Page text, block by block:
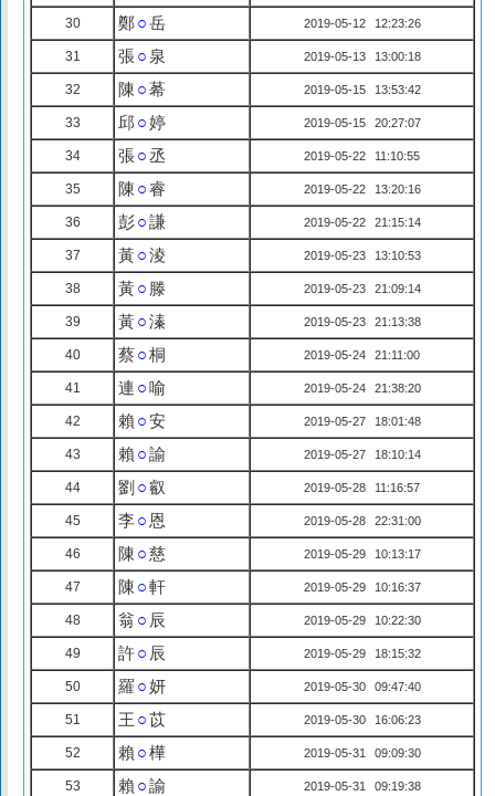
30 鄭○岳 2019-05-12 12:23:26
31 張○ 泉 2019-05-13 13:00:18
32 陳 ○莃 2019-05-15 13:53:42
33 邱 ○婷 2019-05-15 20:27:07
34 張○丞 2019-05-22 11:10:55
35 陳 ○睿 2019-05-22 13:20:16
36 彭○謙 2019-05-22 21:15:14
37 黃○淩 2019-05-23 13:10:53
38 黃○ 滕 2019-05-23 21:09:14
39 黃○溱 2019-05-23 21:13:38
40 蔡○桐 2019-05-24 21:11:00
41 連 ○ 喻 2019-05-24 21:38:20
42 賴 ○安 2019-05-27 18:01:48
43 賴 ○諭 2019-05-27 18:10:14
44 劉 ○叡 2019-05-28 11:16:57
45 李○ 恩 2019-05-28 22:31:00
46 陳 ○慈 2019-05-29 10:13:17
47 陳 ○軒 2019-05-29 10:16:37
48 翁 ○ 辰 2019-05-29 10:22:30
49 許○ 辰 2019-05-29 18:15:32
50 羅 ○妍 2019-05-30 09:47:40
51 王 ○苡 2019-05-30 16:06:23
52 賴 ○樺 2019-05-31 09:09:30
53 賴 ○諭 2019-05-31 09:19:38